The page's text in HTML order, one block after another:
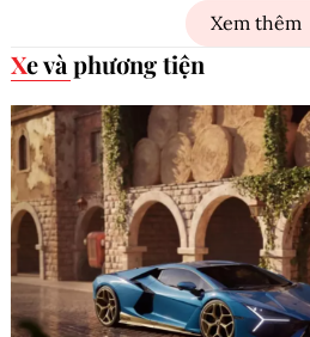
Xem thêm
Xe và phương tiện